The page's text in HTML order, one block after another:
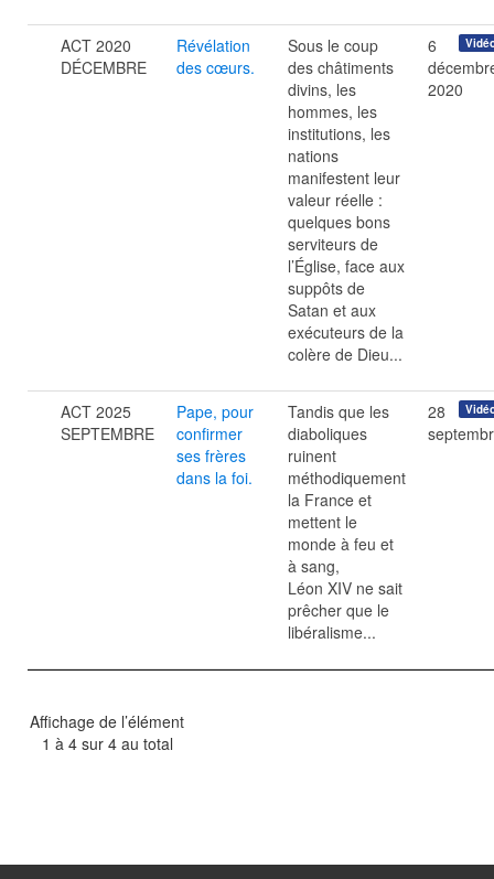
ACT 2020
DÉCEMBRE
Révélation
des cœurs.
Sous le coup
des châtiments
divins, les
hommes, les
institutions, les
nations
manifestent leur
valeur réelle :
quelques bons
serviteurs de
l’Église, face aux
suppôts de
Satan et aux
exécuteurs de la
colère de Dieu...
6
2020
ACT 2025
SEPTEMBRE
Pape, pour
confirmer
ses frères
dans la foi.
Tandis que les
diaboliques
ruinent
méthodiquement
la France et
mettent le
monde à feu et
à sang,
Léon XIV ne sait
prêcher que le
libéralisme...
28
Affichage de l’élément
1 à 4 sur 4 au total